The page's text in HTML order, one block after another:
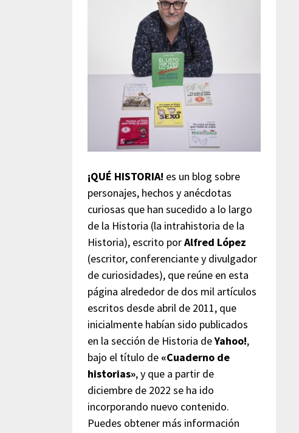
¡QUÉ HISTORIA! es un blog sobre
personajes, hechos y anécdotas
curiosas que han sucedido a lo largo
de la Historia (la intrahistoria de la
Historia), escrito porAlfred López
(escritor, conferenciante y divulgador
de curiosidades), que reúne en esta
página alrededor de dos mil artículos
escritos desde abril de 2011, que
inicialmente habían sido publicados
en la sección de Historia deYahoo!,
bajo el título de «Cuaderno de
historias», y que a partir de
diciembre de 2022 se ha ido
incorporando nuevo contenido.
Puedes obtener más información